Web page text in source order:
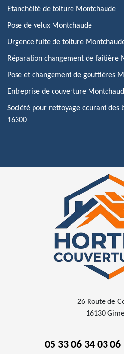
Etanchéité de toiture Montchaude
Pose de velux Montchaude
Urgence fuite de toiture
Réparation changement de faîtière
Pose et changement de gouttières
Entreprise de couverture
Société pour nettoyage courant des
16300
26 Route de
16130
05 33 06 34 0306